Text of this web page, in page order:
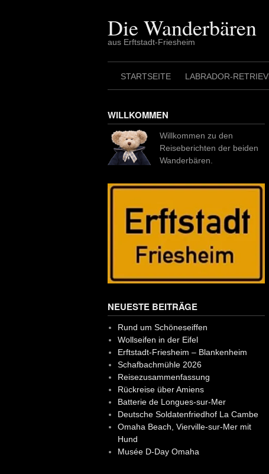
Die Wanderbären
aus Erftstadt-Friesheim
STARTSEITE LABRADOR-
WILLKOMMEN
Willkommen zu den
Reiseberichten der beiden
Wanderbären.
NEUESTE BEITRÄGE
Rund um Schöneseiffen
Wollseifen in der Eifel
Erftstadt-Friesheim – Blankenheim
Schafbachmühle 2026
Reisezusammenfassung
Rückreise über Amiens
Batterie de Longues-sur-Mer
Deutsche Soldatenfriedhof La Cambe
Omaha Beach, Vierville-sur-Mer mit
Hund
Musée D-Day Omaha